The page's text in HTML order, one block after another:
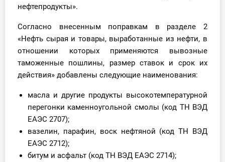
Учет по отраслям
Интернет-магазин
О Системе
Обучение
Тарифы
нефтепродукты».
Согласно внесенным поправкам в разделе 2
«Нефть сырая и товары, выработанные из нефти, в
отношении которых применяются вывозные
таможенные пошлины, размер ставок и срок их
действия» добавлены следующие наименования:
масла и другие продукты высокотемпературной
перегонки каменноугольной смолы (код ТН ВЭД
ЕАЭС 2707);
вазелин, парафин, воск нефтяной (код ТН ВЭД
ЕАЭС 2712);
битум и асфальт (код ТН ВЭД ЕАЭС 2714);